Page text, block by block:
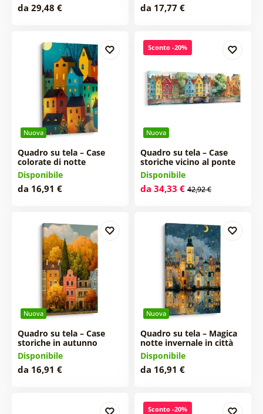
da 29,48 € da 17,77 €
Nuova
Quadro su tela – Case
colorate di notte
Disponibile
da 16,91 €
Nuova
Sconto -20%
Quadro su tela – Case
storiche vicino al ponte
Disponibile
da 34,33 € 42,92 €
Nuova
Quadro su tela – Case
storiche in autunno
Disponibile
da 16,91 €
Nuova
Quadro su tela – Magica
notte invernale in città
Disponibile
da 16,91 €
Sconto -20%